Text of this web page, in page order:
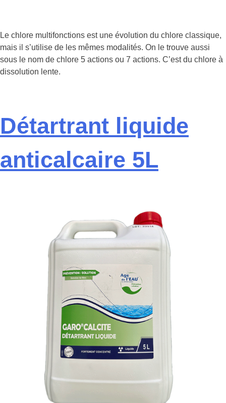
Le chlore multifonctions est une évolution du chlore classique,
mais il s’utilise de les mêmes modalités. On le trouve aussi
sous le nom de chlore 5 actions ou 7 actions. C’est du chlore à
dissolution lente.
Détartrant liquide
anticalcaire 5L